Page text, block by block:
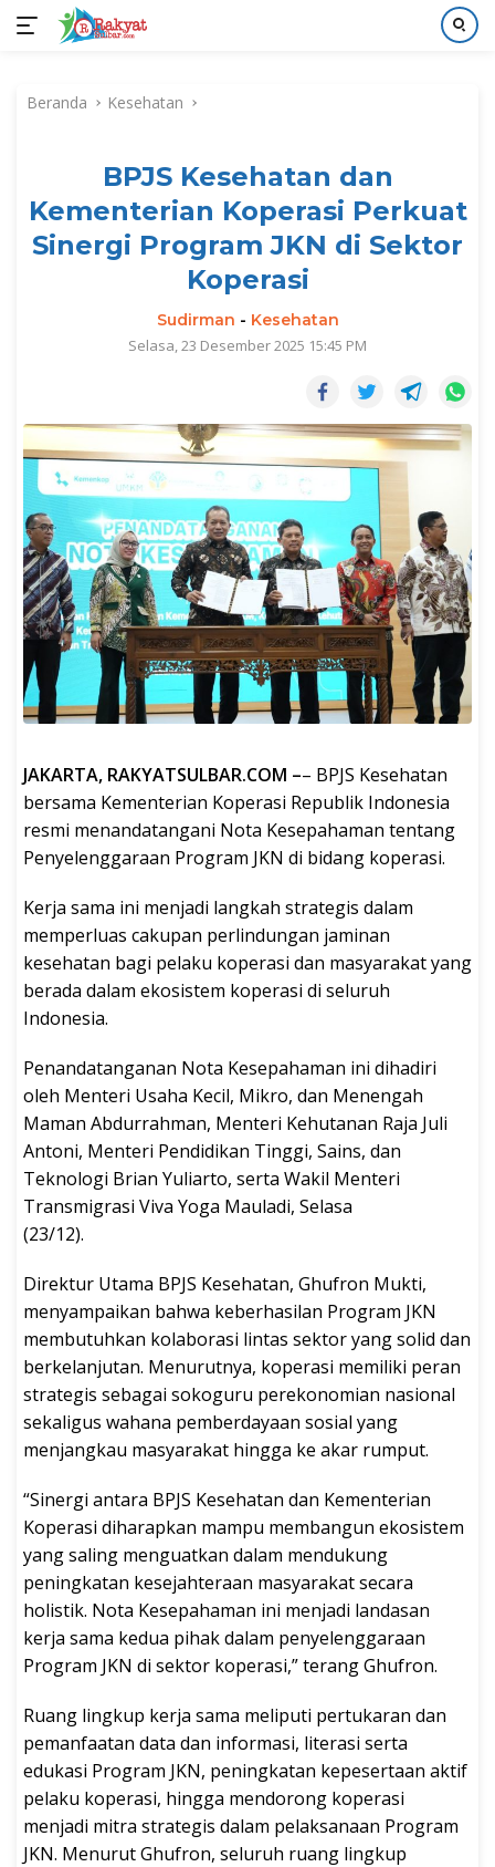
kontenBeranda Kesehatan
BPJS Kesehatan dan
Kementerian Koperasi Perkuat
Sinergi Program JKN di Sektor
Koperasi
Sudirman - Kesehatan
Selasa, 23 Desember 2025 15:45 PM
JAKARTA, RAKYATSULBAR.COM –– BPJS Kesehatan
bersama Kementerian Koperasi Republik Indonesia
resmi menandatangani Nota Kesepahaman tentang
Penyelenggaraan Program JKN di bidang koperasi.
Kerja sama ini menjadi langkah strategis dalam
memperluas cakupan perlindungan jaminan
kesehatan bagi pelaku koperasi dan masyarakat yang
berada dalam ekosistem koperasi di seluruh
Indonesia.
Penandatanganan Nota Kesepahaman ini dihadiri
oleh Menteri Usaha Kecil, Mikro, dan Menengah
Maman Abdurrahman, Menteri Kehutanan Raja Juli
Antoni, Menteri Pendidikan Tinggi, Sains, dan
Teknologi Brian Yuliarto, serta Wakil Menteri
Transmigrasi Viva Yoga Mauladi, Selasa
(23/12).
Direktur Utama BPJS Kesehatan, Ghufron Mukti,
menyampaikan bahwa keberhasilan Program JKN
membutuhkan kolaborasi lintas sektor yang solid dan
berkelanjutan. Menurutnya, koperasi memiliki peran
strategis sebagai sokoguru perekonomian nasional
sekaligus wahana pemberdayaan sosial yang
menjangkau masyarakat hingga ke akar rumput.
“Sinergi antara BPJS Kesehatan dan Kementerian
Koperasi diharapkan mampu membangun ekosistem
yang saling menguatkan dalam mendukung
peningkatan kesejahteraan masyarakat secara
holistik. Nota Kesepahaman ini menjadi landasan
kerja sama kedua pihak dalam penyelenggaraan
Program JKN di sektor koperasi,” terang Ghufron.
Ruang lingkup kerja sama meliputi pertukaran dan
pemanfaatan data dan informasi, literasi serta
edukasi Program JKN, peningkatan kepesertaan aktif
pelaku koperasi, hingga mendorong koperasi
menjadi mitra strategis dalam pelaksanaan Program
JKN. Menurut Ghufron, seluruh ruang lingkup